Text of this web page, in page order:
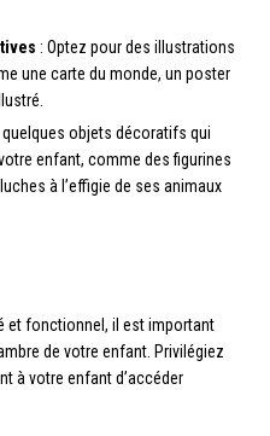
: Optez pour des illustrations
une carte du monde, un poster
objets décoratifs qui
enfant, comme des figurines
à l’effigie de ses animaux
et fonctionnel, il est important
de votre enfant. Privilégiez
à votre enfant d’accéder